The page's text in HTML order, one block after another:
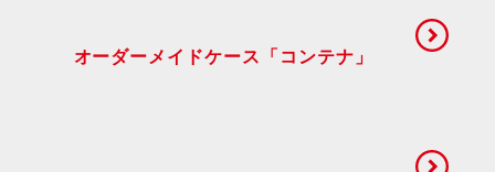
オーダーメイドケース「コンテナ」